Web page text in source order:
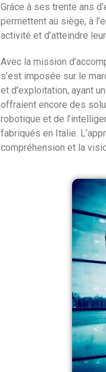
Grâce à ses trente ans
permettent au siège, à
activité et d’atteindre
Avec la mission
s’est imposée sur le
et d’exploitation, ayant
offraient encore des
robotique et de
fabriqués en Italie.
compréhension et la